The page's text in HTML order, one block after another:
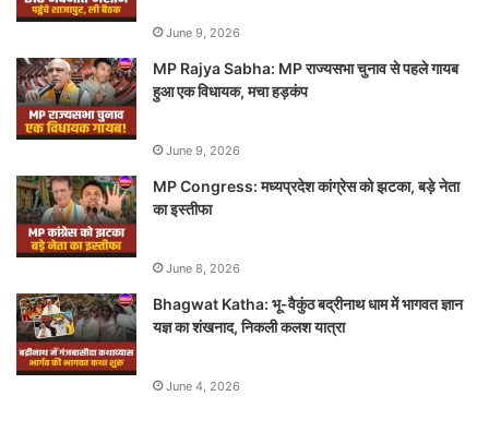
June 9, 2026
MP Rajya Sabha: MP राज्यसभा चुनाव से पहले गायब
हुआ एक विधायक, मचा हड़कंप
June 9, 2026
MP Congress: मध्यप्रदेश कांग्रेस को झटका, बड़े नेता
का इस्तीफा
June 8, 2026
Bhagwat Katha: भू-वैकुंठ बद्रीनाथ धाम में भागवत ज्ञान
यज्ञ का शंखनाद, निकली कलश यात्रा
June 4, 2026